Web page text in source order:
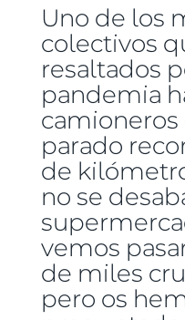
Uno de los
colectivos
resaltados
pandemia
parado
de
no se
vemos
de miles
pero os